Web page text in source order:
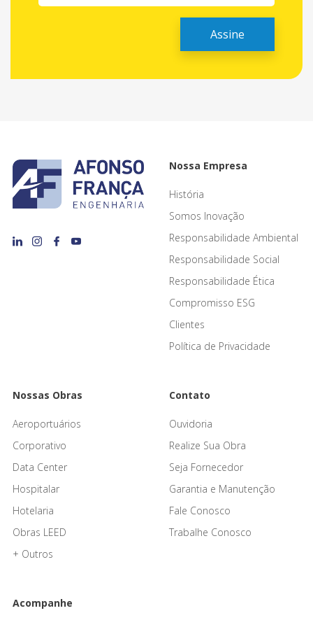
Nossa Empresa
História
Somos Inovação
Responsabilidade Ambiental
Responsabilidade Social
Responsabilidade Ética
Compromisso ESG
Clientes
Política de Privacidade
Nossas Obras
Aeroportuários
Corporativo
Data Center
Hospitalar
Hotelaria
Obras LEED
+ Outros
Contato
Ouvidoria
Realize Sua Obra
Seja Fornecedor
Garantia e Manutenção
Fale Conosco
Trabalhe Conosco
Acompanhe